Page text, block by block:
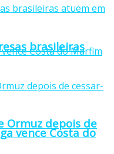
vence Costa do
brasileiras
Ormuz depois de